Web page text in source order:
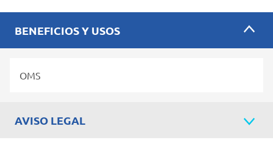
BENEFICIOS Y USOS
OMS
AVISO LEGAL